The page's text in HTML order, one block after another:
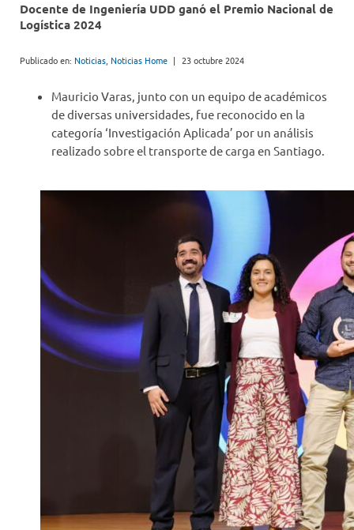
Docente de Ingeniería UDD ganó el Premio Nacional de
Logística 2024
Publicado en: Noticias Noticias Home | 23 octubre 2024
Mauricio Varas, junto con un equipo de académicos
de diversas universidades, fue reconocido en la
categoría ‘Investigación Aplicada’ por un análisis
realizado sobre el transporte de carga en Santiago.